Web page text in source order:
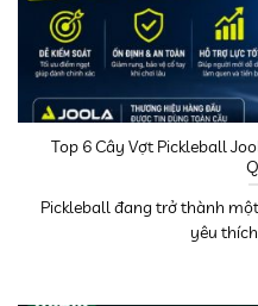
Top 6 Cây Vợt Pickleball
Pickleball đang trở thành
yêu